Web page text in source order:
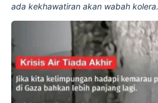
ada kekhawatiran akan wabah kolera.